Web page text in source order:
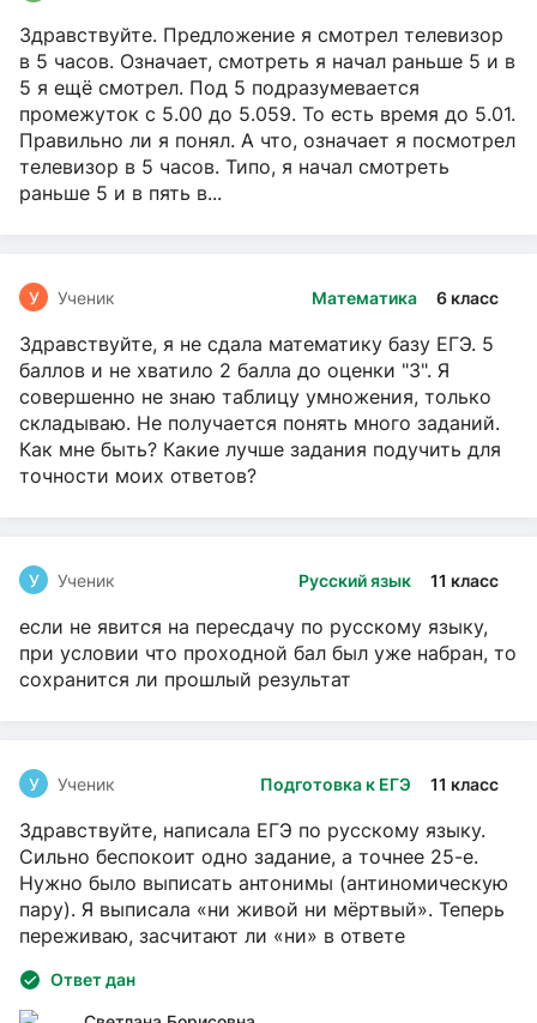
Здравствуйте. Предложение я смотрел телевизор
в 5 часов. Означает, смотреть я начал раньше 5 и в
5 я ещё смотрел. Под 5 подразумевается
промежуток с 5.00 до 5.059. То есть время до 5.01.
Правильно ли я понял. А что, означает я посмотрел
телевизор в 5 часов. Типо, я начал смотреть
раньше 5 и в пять в...
Математика 6 класс
У Ученик
Здравствуйте, я не сдала математику базу ЕГЭ. 5
баллов и не хватило 2 балла до оценки "3". Я
совершенно не знаю таблицу умножения, только
складываю. Не получается понять много заданий.
Как мне быть? Какие лучше задания подучить для
точности моих ответов?
Русский язык 11 класс
У Ученик
если не явится на пересдачу по русскому языку,
при условии что проходной бал был уже набран, то
сохранится ли прошлый результат
Подготовка к ЕГЭ 11 класс
У Ученик
Здравствуйте, написала ЕГЭ по русскому языку.
Сильно беспокоит одно задание, а точнее 25-е.
Нужно было выписать антонимы (антиномическую
пару). Я выписала «ни живой ни мёртвый». Теперь
переживаю, засчитают ли «ни» в ответе
Ответ дан